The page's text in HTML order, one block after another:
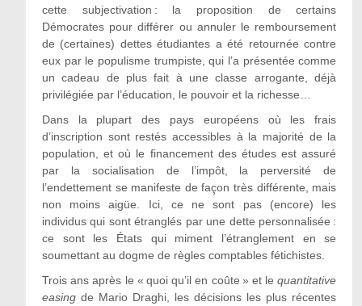
cette subjectivation : la proposition de certains
Démocrates pour différer ou annuler le remboursement
de (certaines) dettes étudiantes a été retournée contre
eux par le populisme trumpiste, qui l’a présentée comme
un cadeau de plus fait à une classe arrogante, déjà
privilégiée par l’éducation, le pouvoir et la richesse…
Dans la plupart des pays européens où les frais
d’inscription sont restés accessibles à la majorité de la
population, et où le financement des études est assuré
par la socialisation de l’impôt, la perversité de
l’endettement se manifeste de façon très différente, mais
non moins aigüe. Ici, ce ne sont pas (encore) les
individus qui sont étranglés par une dette personnalisée :
ce sont les États qui miment l’étranglement en se
soumettant au dogme de règles comptables fétichistes.
Trois ans après le « quoi qu’il en coûte » et lequantitative
easingde Mario Draghi, les décisions les plus récentes